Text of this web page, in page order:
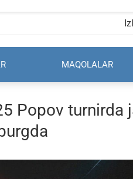
MAQOLALAR
Popov turnirda